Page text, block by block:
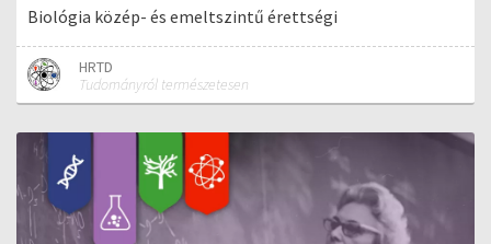
Biológia közép- és emeltszintű érettségi
HRTD
Tudományról természetesen